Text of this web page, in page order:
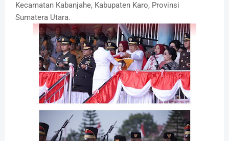
Kecamatan Kabanjahe, Kabupaten Karo, Provinsi
Sumatera Utara.